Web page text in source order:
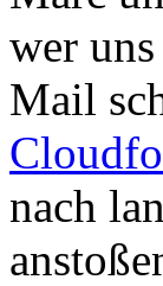
wer
Mail
nach